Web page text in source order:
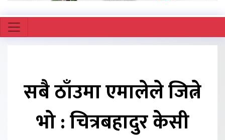
सबै ठाँउमा एमालेले जित्ने
भो : चित्रबहादुर केसी